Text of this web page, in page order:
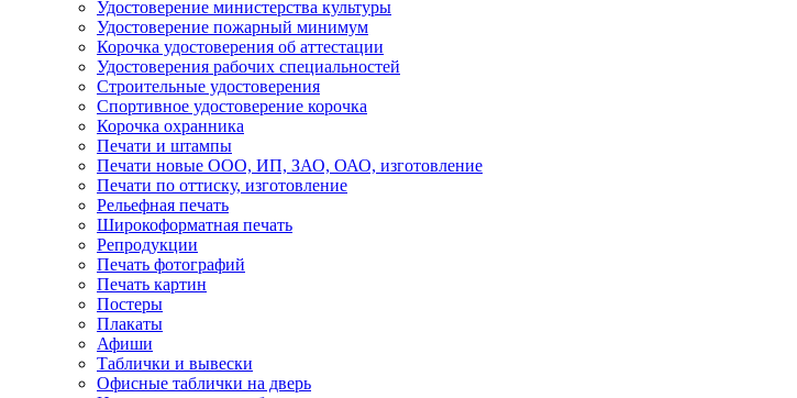
Удостоверение министерства культуры
Удостоверение пожарный минимум
Корочка удостоверения об аттестации
Удостоверения рабочих специальностей
Строительные удостоверения
Спортивное удостоверение корочка
Корочка охранника
Печати и штампы
Печати новые ООО, ИП, ЗАО, ОАО, изготовление
Печати по оттиску, изготовление
Рельефная печать
Широкоформатная печать
Репродукции
Печать фотографий
Печать картин
Постеры
Плакаты
Афиши
Таблички и вывески
Офисные таблички на дверь